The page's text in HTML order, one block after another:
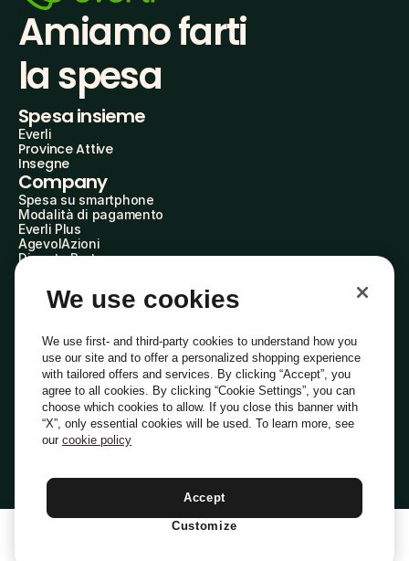
Amiamo farti
la spesa
Spesa insieme
Everli
Province Attive
Insegne
Company
Spesa su smartphone
Modalità di pagamento
Everli Plus
AgevolAzioni
Diventa Partner
Everli Shoppers
About Us
Everli News
Domande frequenti
Lavora con noi
Diventa Shopper
Investitori
PrivacyCookiePreferenze Cookie
Termini e CondizioniCodice Etico
Indirizzo PEC: everli@pec.it - indirizzo DPO: dpo@everli.com
Italiano
We use cookies
We use first- and third-party cookies to understand how you
use our site and to offer a personalized shopping experience
with tailored offers and services. By clicking “Accept”, you
agree to all cookies. By clicking “Cookie Settings”, you can
choose which cookies to allow. If you close this banner with
“X”, only essential cookies will be used. To learn more, see
our cookie policy
Accept
Customize